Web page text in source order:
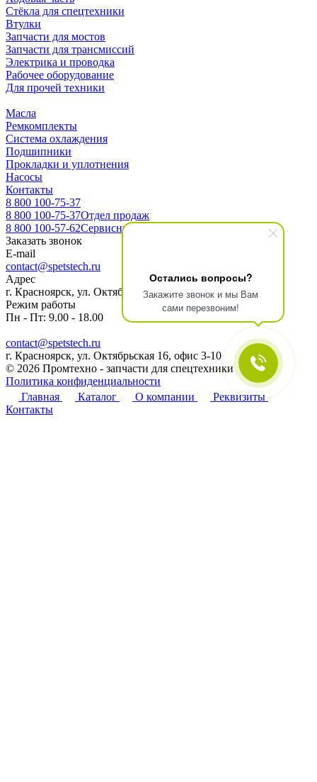
Остались вопросы?
Закажите звонок и мы Вам
сами перезвоним!
Стёкла для спецтехники
Втулки
Запчасти для мостов
Запчасти для трансмиссий
Электрика и проводка
Рабочее оборудование
Для прочей техники
Масла
Ремкомплекты
Система охлаждения
Подшипники
Прокладки и уплотнения
Насосы
Контакты
8 800 100-75-37
8 800 100-75-37Отдел продаж
8 800 100-57-62Сервисный центр
Заказать звонок
E-mail
contact@spetstech.ru
Адрес
г. Красноярск, ул. Октябрьская 16, офис 3-10
Режим работы
Пн - Пт: 9.00 - 18.00
contact@spetstech.ru
г. Красноярск, ул. Октябрьская 16, офис 3-10
© 2026 Промтехно - запчасти для спецтехники
Политика конфиденциальности
Главная
Каталог О компании
Реквизиты
Контакты